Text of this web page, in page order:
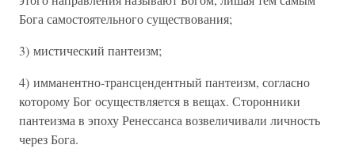
Бога самостоятельного существования;
3) мистический пантеизм;
4) имманентно-трансцендентный пантеизм, согласно
которому Бог осуществляется в вещах. Сторонники
пантеизма в эпоху Ренессанса возвеличивали личность
через Бога.